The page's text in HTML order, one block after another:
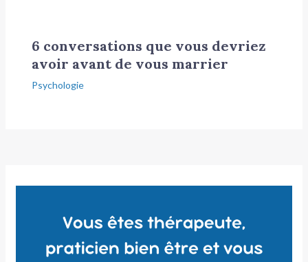
6 conversations que vous devriez
avoir avant de vous marrier
Psychologie